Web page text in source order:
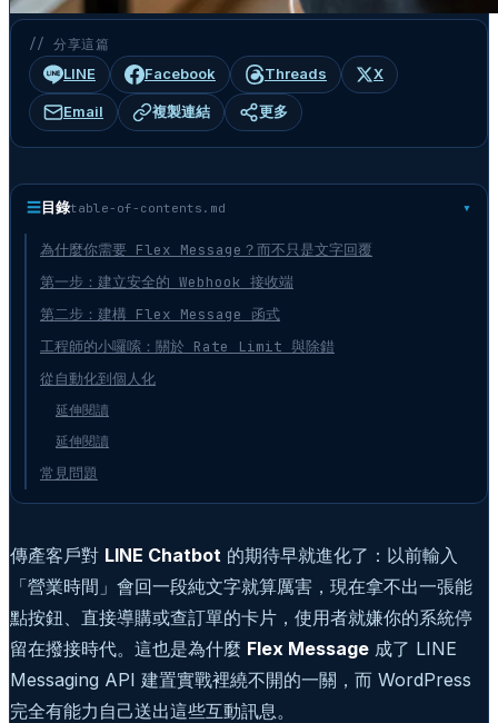
// 分享這篇
LINE Facebook Threads X
Email 複製連結 更多
☰目錄table-of-contents.md
為什麼你需要 Flex Message？而不只是文字回覆
第一步：建立安全的 Webhook 接收端
第二步：建構 Flex Message 函式
工程師的小囉嗦：關於 Rate Limit 與除錯
從自動化到個人化
延伸閱讀
延伸閱讀
常見問題
傳產客戶對 LINE Chatbot 的期待早就進化了：以前輸入
「營業時間」會回一段純文字就算厲害，現在拿不出一張能
點按鈕、直接導購或查訂單的卡片，使用者就嫌你的系統停
留在撥接時代。這也是為什麼 Flex Message 成了 LINE
Messaging API 建置實戰裡繞不開的一關，而 WordPress
完全有能力自己送出這些互動訊息。